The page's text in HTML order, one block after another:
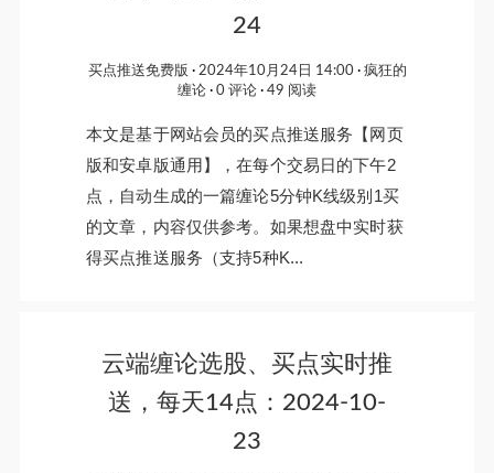
24
买点推送免费版 2024年10月24日 14:00
疯狂的
缠论
0 评论 49 阅读
本文是基于网站会员的买点推送服务【网页
版和安卓版通用】，在每个交易日的下午2
点，自动生成的一篇缠论5分钟K线级别1买
的文章，内容仅供参考。如果想盘中实时获
得买点推送服务（支持5种K...
云端缠论选股、买点实时推
送，每天14点：2024-10-
23